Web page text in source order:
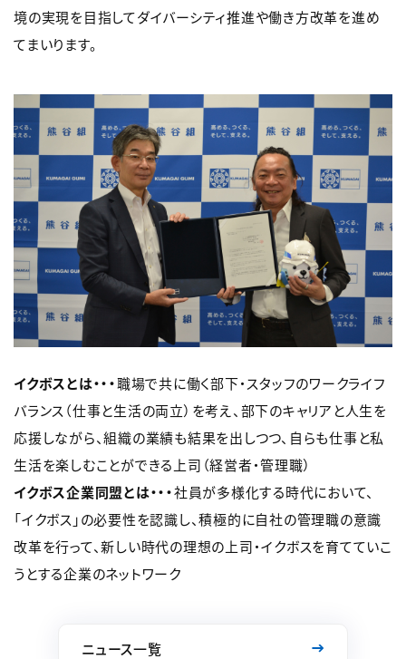
境の実現を目指してダイバーシティ推進や働き方改革を進め
てまいります。
イクボスとは・・・職場で共に働く部下・スタッフのワークライフ
バランス（仕事と生活の両立）を考え、部下のキャリアと人生を
応援しながら、組織の業績も結果を出しつつ、自らも仕事と私
生活を楽しむことができる上司（経営者・管理職）
イクボス企業同盟とは・・・社員が多様化する時代において、
「イクボス」の必要性を認識し、積極的に自社の管理職の意識
改革を行って、新しい時代の理想の上司・イクボスを育てていこ
うとする企業のネットワーク
ニュース一覧